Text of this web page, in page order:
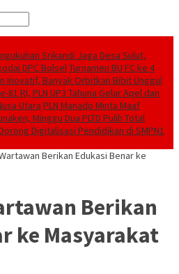
Srikandi Jaga Desa Sulut,
DPC BolselTurnamen BU FC ke 4
Inovatif, Banyak Orbitkan Bibit Unggul
RI, PLN UP3 Tahuna Gelar Apel dan
Utara PLN Manado Minta Maaf
Minggu Dua PLTD Pulih Total
Digitalisasi Pendidikan di SMPN1
Berikan Edukasi Benar ke
Berikan
ke Masyarakat